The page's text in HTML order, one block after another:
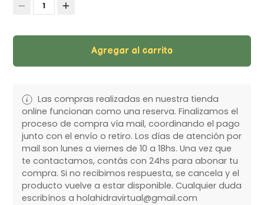
1
Agregar al carrito
Las compras realizadas en nuestra tienda
online funcionan como una reserva. Finalizamos el
proceso de compra vía mail, coordinando el pago
junto con el envío o retiro. Los días de atención por
mail son lunes a viernes de 10 a 18hs. Una vez que
te contactamos, contás con 24hs para abonar tu
compra. Si no recibimos respuesta, se cancela y el
producto vuelve a estar disponible. Cualquier duda
escribínos a holahidravirtual@gmail.com